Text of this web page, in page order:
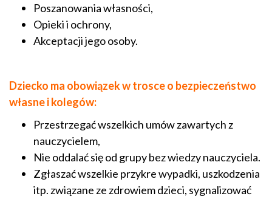
Poszanowania własności,
Opieki i ochrony,
Akceptacji jego osoby.
Dziecko ma obowiązek w trosce o bezpieczeństwo
własne i kolegów:
Przestrzegać wszelkich umów zawartych z
nauczycielem,
Nie oddalać się od grupy bez wiedzy nauczyciela.
Zgłaszać wszelkie przykre wypadki, uszkodzenia
itp. związane ze zdrowiem dzieci, sygnalizować